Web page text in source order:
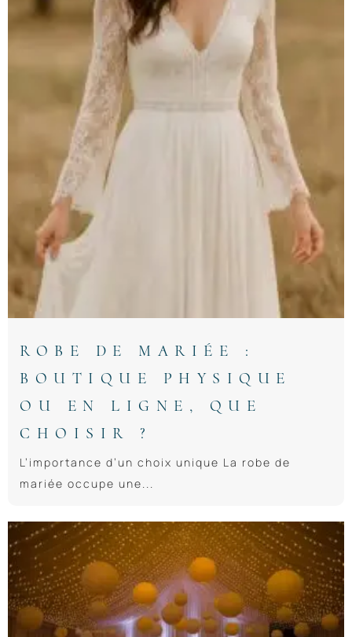
ROBE DE MARIÉE :
BOUTIQUE PHYSIQUE
OU EN LIGNE, QUE
CHOISIR ?
L’importance d’un choix unique La robe de
mariée occupe une...